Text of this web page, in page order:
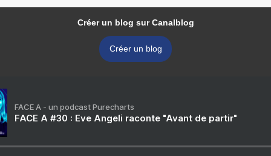
Créer un blog sur Canalblog
Créer un blog
FACE A - un podcast Purecharts
FACE A #30 : Eve Angeli raconte "Avant de partir"